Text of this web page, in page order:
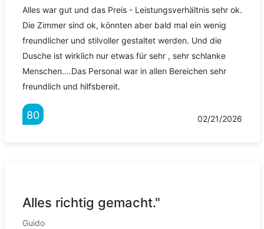
Alles war gut und das Preis - Leistungsverhältnis sehr ok.
Die Zimmer sind ok, könnten aber bald mal ein wenig
freundlicher und stilvoller gestaltet werden. Und die
Dusche ist wirklich nur etwas für sehr , sehr schlanke
Menschen….Das Personal war in allen Bereichen sehr
freundlich und hilfsbereit.
80 02/21/2026
Alles richtig gemacht."
Guido